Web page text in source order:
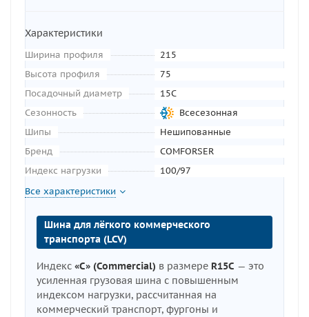
Характеристики
Ширина профиля
215
Высота профиля
75
Посадочный диаметр
15C
Сезонность
Всесезонная
Шипы
Нешипованные
Бренд
COMFORSER
Индекс нагрузки
100/97
Все характеристики
Шина для лёгкого коммерческого
транспорта (LCV)
Индекс «C» (Commercial) в размере R15C — это
усиленная грузовая шина с повышенным
индексом нагрузки, рассчитанная на
коммерческий транспорт, фургоны и